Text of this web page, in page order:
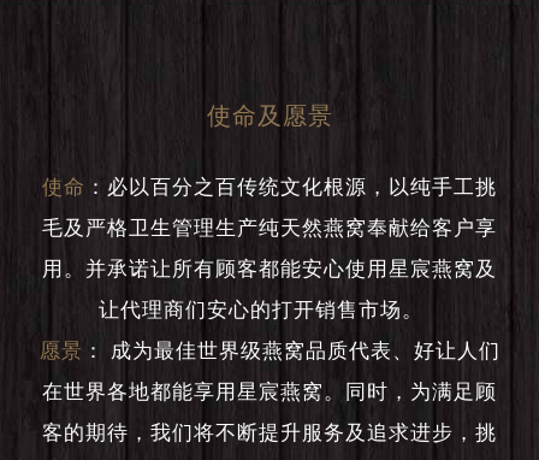
使命及愿景
使命 ： 必以百分之百传统文化根源，以纯手工挑
毛及严格卫生管理生产纯天然燕窝奉献给客户享
用。并承诺让所有顾客都能安心使用星宸燕窝及
让代理商们安心的打开销售市场。
愿景 ：
成为最佳世界级燕窝品质代表、好让人们
在世界各地都能享用星宸燕窝。同时，为满足顾
客的期待，我们将不断提升服务及追求进步，挑